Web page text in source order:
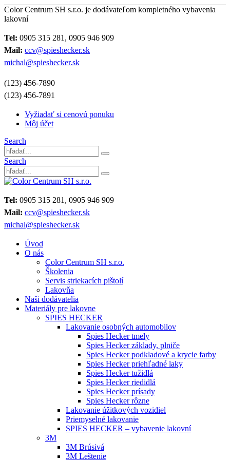
Color Centrum SH s.r.o. je dodávateľom kompletného vybavenia
lakovní
Tel: 0905 315 281, 0905 946 909
Mail: ccv@spieshecker.sk
michal@spieshecker.sk
(123) 456-7890
(123) 456-7891
Vyžiadať si cenovú ponuku
Môj účet
Search
Search
Tel: 0905 315 281, 0905 946 909
Mail: ccv@spieshecker.sk
michal@spieshecker.sk
Úvod
O nás
Color Centrum SH s.r.o.
Školenia
Servis striekacích pištolí
Lakovňa
Naši dodávatelia
Materiály pre lakovne
SPIES HECKER
Lakovanie osobných automobilov
Spies Hecker tmely
Spies Hecker základy, plniče
Spies Hecker podkladové a krycie farby
Spies Hecker priehľadné laky
Spies Hecker tužidlá
Spies Hecker riedidlá
Spies Hecker prísady
Spies Hecker rôzne
Lakovanie úžitkových vozidiel
Priemyselné lakovanie
SPIES HECKER – vybavenie lakovní
3M
3M Brúsivá
3M Leštenie